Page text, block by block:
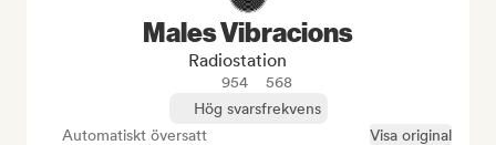
Males Vibracions
Radiostation
954
568
Hög svarsfrekvens
Automatiskt översatt
Visa original